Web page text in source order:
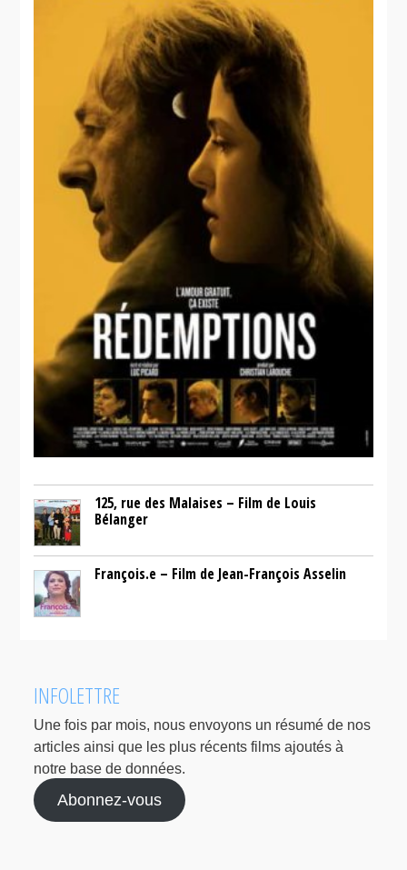
125, rue des Malaises – Film de Louis
Bélanger
François.e – Film de Jean-François Asselin
INFOLETTRE
Une fois par mois, nous envoyons un résumé de nos
articles ainsi que les plus récents films ajoutés à
notre base de données.
Abonnez-vous